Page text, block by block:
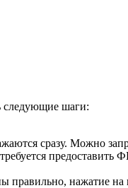
следующие шаги:
сразу. Можно
нажатие на